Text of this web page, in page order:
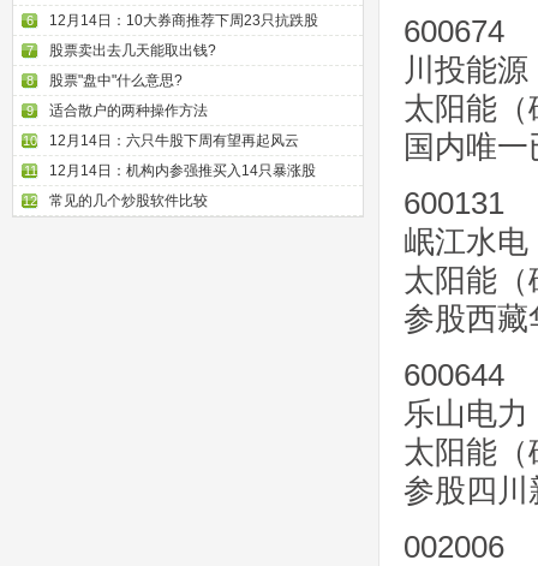
6 12月14日：10大券商推荐下周23只抗跌股
7 股票卖出去几天能取出钱?
8 股票"盘中"什么意思?
9 适合散户的两种操作方法
10 12月14日：六只牛股下周有望再起风云
11 12月14日：机构内参强推买入14只暴涨股
12 常见的几个炒股软件比较
600674
川投能源
太阳能（
国内唯
600131
岷江水电
太阳能（
参股西藏
600644
乐山电力
太阳能（
参股四川
002006